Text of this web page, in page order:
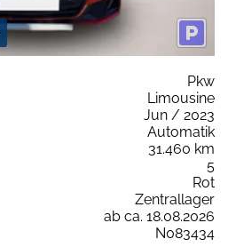
Pkw
Limousine
Jun / 2023
Automatik
31.460 km
5
Rot
Zentrallager
ab ca. 18.08.2026
N083434